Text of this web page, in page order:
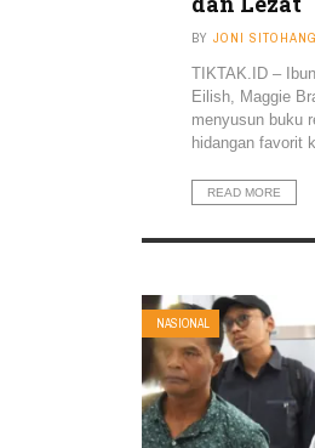
BY JONI SITOHANG
TIKTAK.ID –
Eilish, Maggie
menyusun buku
hidangan favorit
READ MORE
NASIONAL